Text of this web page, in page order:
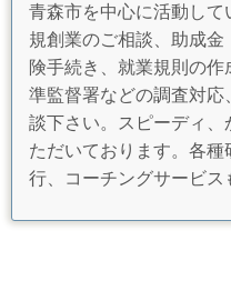
青森市を中心に活動し
規創業のご相談、助成
険手続き、就業規則の
準監督署などの調査対
談下さい。スピーディ
ただいております。各
行、コーチングサービス